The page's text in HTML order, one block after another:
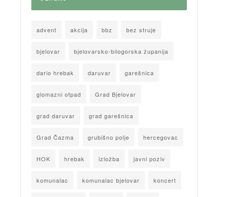
advent akcija bbz bez struje
bjelovar bjelovarsko-bilogorska županija
dario hrebak daruvar garešnica
glomazni otpad Grad Bjelovar
grad daruvar grad garešnica
Grad Čazma grubišno polje hercegovac
HOK hrebak izložba javni poziv
komunalac komunalac bjelovar koncert